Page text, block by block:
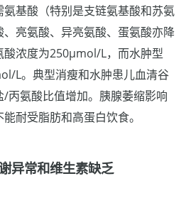
基酸（特别是支链氨基酸和苏氨
亮氨酸、异亮氨酸、蛋氨酸亦降
酸浓度为250μmol/L，而水肿型
L。典型消瘦和水肿患儿血清谷
丙氨酸比值增加。胰腺萎缩影响
耐受脂肪和高蛋白饮食。
异常和维生素缺乏